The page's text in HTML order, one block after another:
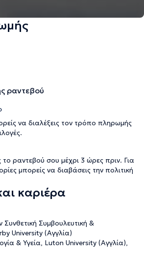
ραντεβού
να διαλέξεις τον τρόπο πληρωμής
ραντεβού σου μέχρι 3 ώρες πριν. Για
μπορείς να διαβάσεις την πολιτική
καριέρα
Συμβουλευτική &
University (Αγγλία)
& Υγεία, Luton University (Αγγλία),